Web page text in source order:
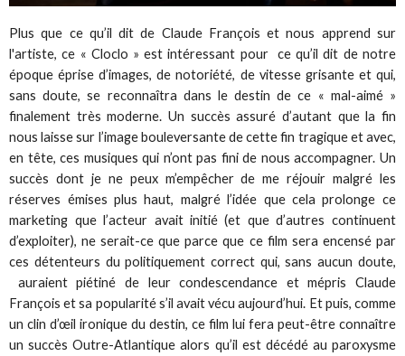
Plus que ce qu’il dit de Claude François et nous apprend sur
l'artiste, ce « Cloclo » est intéressant pour ce qu’il dit de notre
époque éprise d’images, de notoriété, de vitesse grisante et qui,
sans doute, se reconnaîtra dans le destin de ce « mal-aimé »
finalement très moderne. Un succès assuré d’autant que la fin
nous laisse sur l’image bouleversante de cette fin tragique et avec,
en tête, ces musiques qui n’ont pas fini de nous accompagner. Un
succès dont je ne peux m’empêcher de me réjouir malgré les
réserves émises plus haut, malgré l’idée que cela prolonge ce
marketing que l’acteur avait initié (et que d’autres continuent
d’exploiter), ne serait-ce que parce que ce film sera encensé par
ces détenteurs du politiquement correct qui, sans aucun doute,
auraient piétiné de leur condescendance et mépris Claude
François et sa popularité s’il avait vécu aujourd’hui. Et puis, comme
un clin d’œil ironique du destin, ce film lui fera peut-être connaître
un succès Outre-Atlantique alors qu’il est décédé au paroxysme